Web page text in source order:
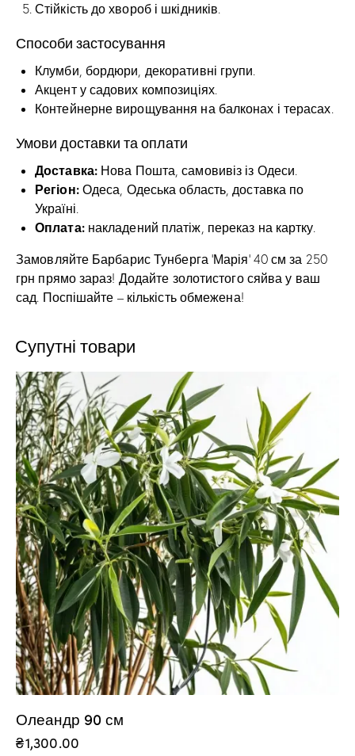
Стійкість до хвороб і шкідників.
Способи застосування
Клумби, бордюри, декоративні групи.
Акцент у садових композиціях.
Контейнерне вирощування на балконах і терасах.
Умови доставки та оплати
Доставка:Нова Пошта, самовивіз із Одеси.
Регіон:Одеса, Одеська область, доставка по
Україні.
Оплата:накладений платіж, переказ на картку.
Замовляйте Барбарис Тунберга ‘Марія’ 40 см за 250
грн прямо зараз! Додайте золотистого сяйва у ваш
сад. Поспішайте – кількість обмежена!
Супутні товари
Олеандр 90 см
₴1,300.00